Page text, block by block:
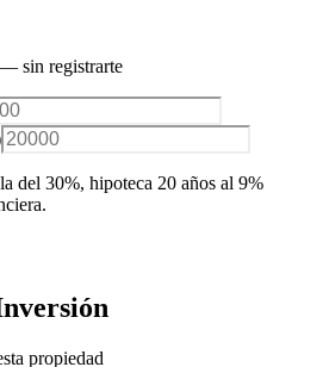
sin registrarte
del 30%, hipoteca 20 años al 9%
propiedad